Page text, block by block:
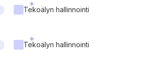
Tekoälyn hallinnointi
Tekoälyn hallinnointi